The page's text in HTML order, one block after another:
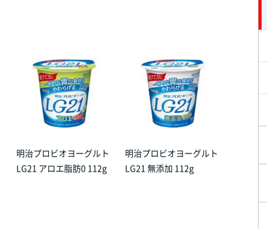
明治プロビオヨーグルト
LG21 アロエ脂肪0 112g
明治プロビオヨーグルト
LG21 無添加 112g